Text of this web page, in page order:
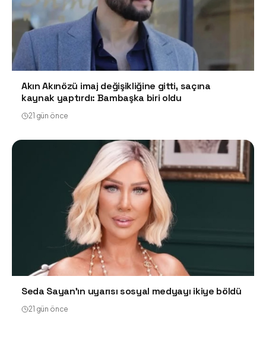
Akın Akınözü imaj değişikliğine gitti, saçına
kaynak yaptırdı: Bambaşka biri oldu
21 gün önce
Seda Sayan'ın uyarısı sosyal medyayı ikiye böldü
21 gün önce